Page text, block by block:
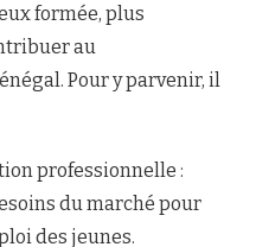
formée, plus
au
Pour y parvenir, il
professionnelle :
du marché pour
des jeunes.